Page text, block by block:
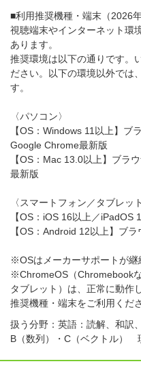
■利用推奨機種・端末（2026年
視聴端末やインターネット環
あります。
推奨環境は以下の通りです。
ださい。以下の環境以外では
す。
〈パソコン〉
【OS：Windows 11以上】ブ
Google Chrome最新版
【OS：Mac 13.0以上】ブラ
最新版
〈スマートフォン／タブレット
【OS：iOS 16以上／
【OS：Android 12以上】ブ
※OSはメーカーサポートが継
※ChromeOS（Chromebook
タブレット）は、正常に動作
推奨機種・端末をご利用くださ
扱う分野：英語：読解、和
B（数列）・C（ベクトル）